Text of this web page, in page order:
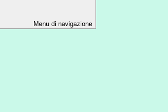
Menu di navigazione